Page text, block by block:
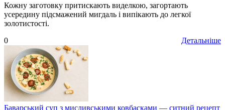
Кожну заготовку притискають виделкою, загортають
усередину підсмажений мигдаль і випікають до легкої
золотистості.
Детальніше
0
Баварський суп з мисливськими ковбасками — ситний рецепт